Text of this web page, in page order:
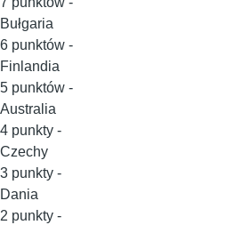
Bułgaria
6 punktów -
Finlandia
5 punktów -
Australia
4 punkty -
Czechy
3 punkty -
Dania
2 punkty -